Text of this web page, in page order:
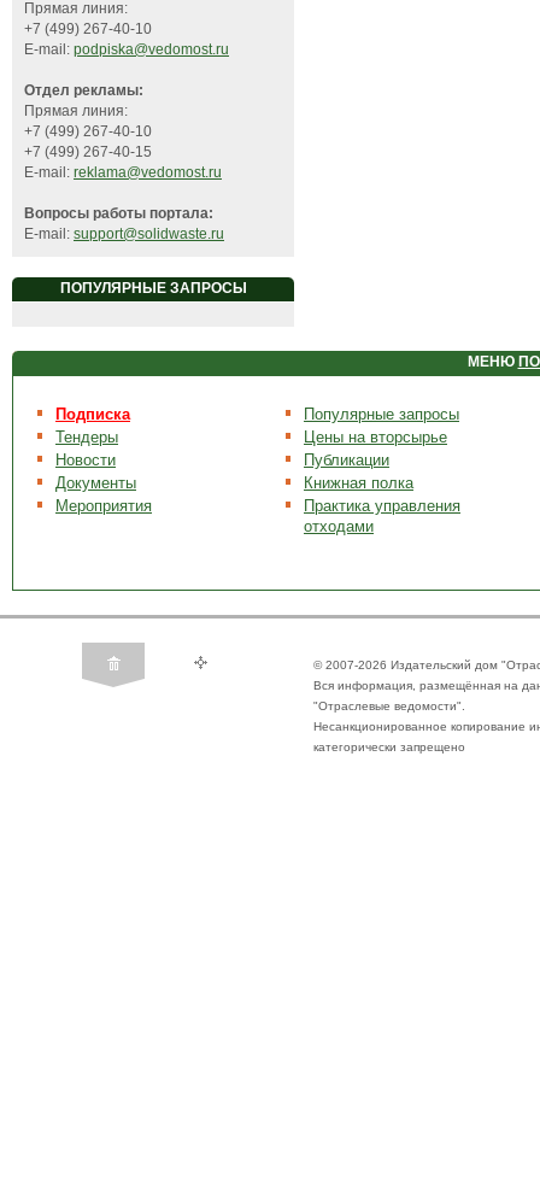
Прямая линия:
+7 (499) 267-40-10
E-mail: podpiska@vedomost.ru
Отдел рекламы:
Прямая линия:
+7 (499) 267-40-10
+7 (499) 267-40-15
E-mail: reklama@vedomost.ru
Вопросы работы портала:
E-mail: support@solidwaste.ru
ПОПУЛЯРНЫЕ ЗАПРОСЫ
МЕНЮ
Подписка
Тендеры
Новости
Документы
Мероприятия
Популярные запросы
Цены на вторсырье
Публикации
Книжная полка
Практика управления
отходами
© 2007-2026 Издательский дом
Вся информация, размещённая на
"Отраслевые ведомости".
Несанкционированное копирование
категорически запрещено